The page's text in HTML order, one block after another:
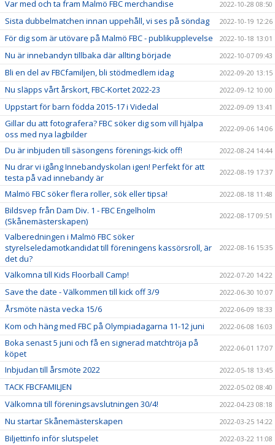
Var med och ta fram Malmö FBC merchandise 2022-10-28 08:50
Sista dubbelmatchen innan uppehåll, vi ses på söndag 2022-10-19 12:26
För dig som är utövare på Malmö FBC - publikupplevelse 2022-10-18 13:01
Nu är innebandyn tillbaka där allting började 2022-10-07 09:43
Bli en del av FBCfamiljen, bli stödmedlem idag 2022-09-20 13:15
Nu släpps vårt årskort, FBC-Kortet 2022-23 2022-09-12 10:00
Uppstart för barn födda 2015-17 i Videdal 2022-09-09 13:41
Gillar du att fotografera? FBC söker dig som vill hjälpa
oss med nya lagbilder
2022-09-06 14:06
Du är inbjuden till säsongens förenings-kick off! 2022-08-24 14:44
Nu drar vi igång Innebandyskolan igen! Perfekt för att
testa på vad innebandy är
2022-08-19 17:37
Malmö FBC söker flera roller, sök eller tipsa! 2022-08-18 11:48
Bildsvep från Dam Div. 1 - FBC Engelholm
(Skånemästerskapen)
2022-08-17 09:51
Valberedningen i Malmö FBC söker
styrelseledamotkandidat till föreningens kassörsroll, är
det du?
2022-08-16 15:35
Välkomna till Kids Floorball Camp! 2022-07-20 14:22
Save the date - Välkommen till kick off 3/9 2022-06-30 10:07
Årsmöte nästa vecka 15/6 2022-06-09 18:33
Kom och häng med FBC på Olympiadagarna 11-12 juni 2022-06-08 16:03
Boka senast 5 juni och få en signerad matchtröja på
köpet
2022-06-01 17:07
Inbjudan till årsmöte 2022 2022-05-18 13:45
TACK FBCFAMILJEN 2022-05-02 08:40
Välkomna till föreningsavslutningen 30/4! 2022-04-23 08:18
Nu startar Skånemästerskapen 2022-03-25 14:22
Biljettinfo inför slutspelet 2022-03-22 11:08